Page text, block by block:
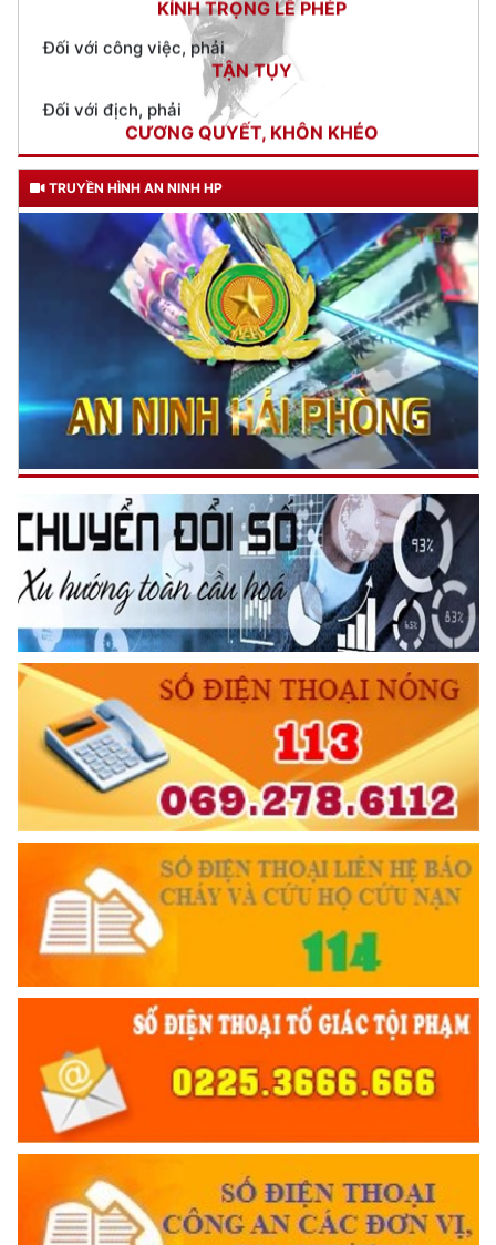
Đối với địch, phải
CƯƠNG QUYẾT, KHÔN KHÉO
Trích thư Chủ tịch Hồ Chí Minh
gửi Công an Khu XII,
ngày 11 tháng 3 năm 1948.
TRUYỀN HÌNH AN NINH HP